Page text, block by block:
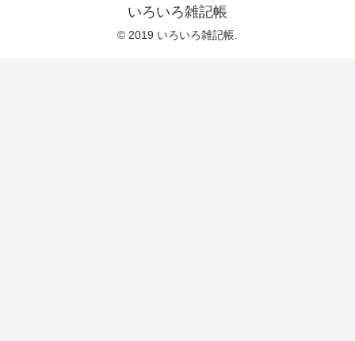
いろいろ雑記帳
© 2019 いろいろ雑記帳.